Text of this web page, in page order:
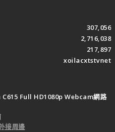
307,056
2,716,038
217,897
xoilacxtstvnet
C615 Full HD1080p Webcam網路
接周邊